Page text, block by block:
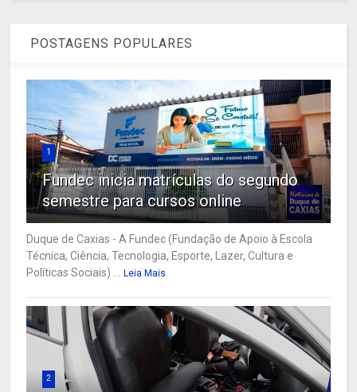
POSTAGENS POPULARES
1
Fundec inicia matrículas do segundo
semestre para cursos online
Duque de Caxias - A Fundec (Fundação de Apoio à Escola
Técnica, Ciência, Tecnologia, Esporte, Lazer, Cultura e
Políticas Sociais) ...
Leia Mais
2